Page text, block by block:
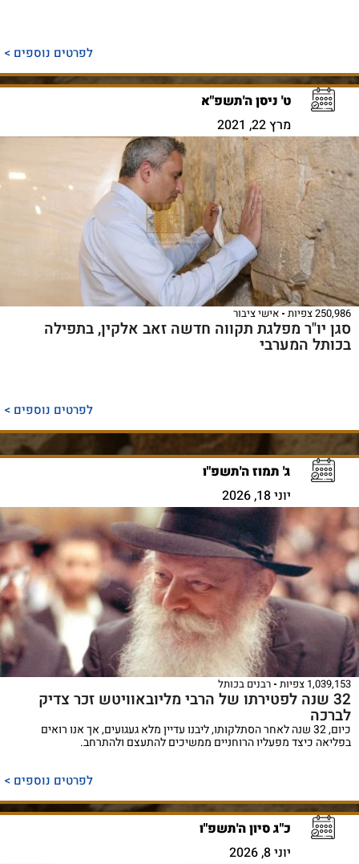
לפרטים נוספים >
ט' ניסן ה'תשפ"א
מרץ 22, 2021
250,986 צפיות אישי ציבור
סגן יו"ר מפלגת תקווה חדשה זאב אלקין, בתפילה
בכותל המערבי
לפרטים נוספים >
ג' תמוז ה'תשפ"ו
יוני 18, 2026
1,039,153 צפיות רבנים בכותל
32 שנה לפטירתו של הרבי מליובאוויטש זכר צדיק
לברכה
כיום, 32 שנה לאחר הסתלקותו, ליבנו עדיין מלא געגועים, אך אנו רואים
בפליאה כיצד מפעליו הרוחניים ממשיכים להתעצם ולהתרחב.
לפרטים נוספים >
כ"ג סיון ה'תשפ"ו
יוני 8, 2026